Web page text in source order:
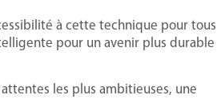
à cette technique pour tous
pour un avenir plus durable
les plus ambitieuses, une